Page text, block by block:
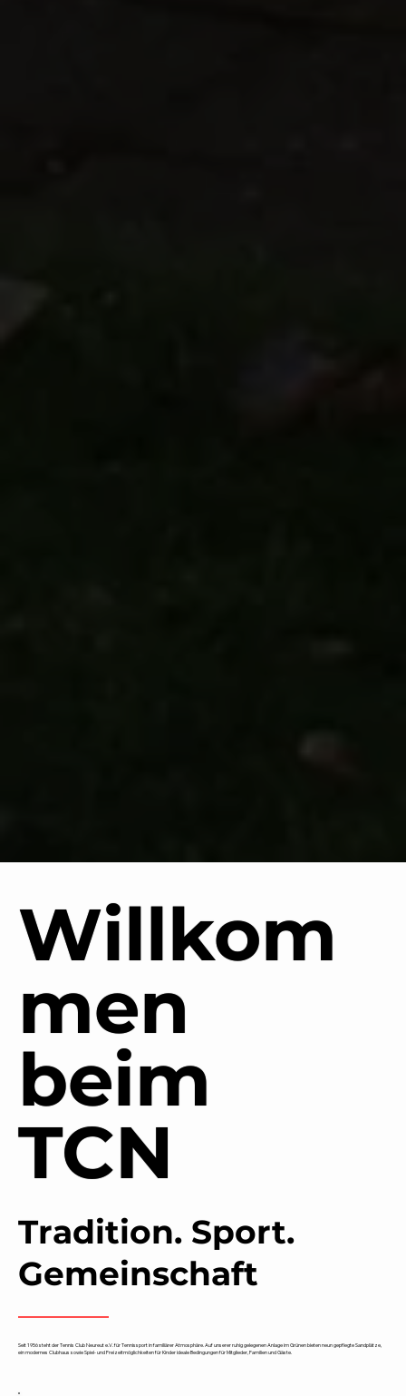
Willkom
men
beim
TCN
Tradition. Sport.
Gemeinschaft
Seit 1956 steht der Tennis Club Neureut e.V. für Tennissport in familiärer Atmosphäre. Auf unserer ruhig gelegenen Anlage im Grünen bieten neun gepflegte Sandplätze,
ein modernes Clubhaus sowie Spiel- und Freizeitmöglichkeiten für Kinder ideale Bedingungen für Mitglieder, Familien und Gäste.